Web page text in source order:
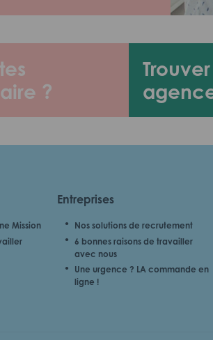
?
Mission
Entreprises
Nos solutions de recrutement
6 bonnes raisons de travailler
avec nous
Une urgence ? LA commande en
ligne !